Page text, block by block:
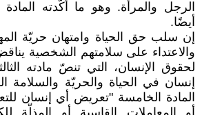
أيضًا.
إن سلب حق الحياة وامتهان حريّة
والاعتداء على سلامتهم الشخصية
لحقوق الإنسان، التي تنصّ مادته
إنسان في الحياة والحريّة والسلامة
المادة الخامسة "تعريض أي إنسان